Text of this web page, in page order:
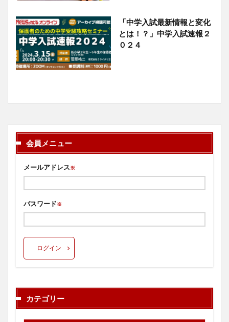
「中学入試最新情報と変化
とは！？」中学入試速報２
０２４
会員メニュー
メールアドレス※
パスワード※
ログイン
カテゴリー